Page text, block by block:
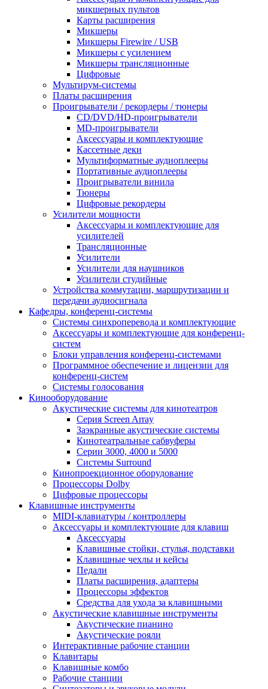
микшерных пультов
Карты расширения
Микшеры
Микшеры Firewire / USB
Микшеры с усилением
Микшеры трансляционные
Цифровые
Мультирум-системы
Платы расширения
Проигрыватели / рекордеры / тюнеры
CD/DVD/HD-проигрыватели
MD-проигрыватели
Аксессуары и комплектующие
Кассетные деки
Мультиформатные аудиоплееры
Портативные аудиоплееры
Проигрыватели винила
Тюнеры
Цифровые рекордеры
Усилители мощности
Аксессуары и комплектующие для
усилителей
Трансляционные
Усилители
Усилители для наушников
Усилители студийные
Устройства коммутации, маршрутизации и
передачи аудиосигнала
Кафедры, конференц-системы
Cистемы синхроперевода и комплектующие
Аксессуары и комплектующие для конференц-
систем
Блоки управления конференц-системами
Программное обеспечение и лицензии для
конференц-систем
Системы голосования
Кинооборудование
Акустические системы для кинотеатров
Cерия Screen Array
Заэкранные акустические системы
Кинотеатральные сабвуферы
Серии 3000, 4000 и 5000
Системы Surround
Кинопроекционное оборудование
Процессоры Dolby
Цифровые процессоры
Клавишные инструменты
MIDI-клавиатуры / контроллеры
Аксессуары и комплектующие для клавиш
Аксессуары
Клавишные стойки, стулья, подставки
Клавишные чехлы и кейсы
Педали
Платы расширения, адаптеры
Процессоры эффектов
Средства для ухода за клавишными
Акустические клавишные инструменты
Акустические пианино
Акустические рояли
Интерактивные рабочие станции
Клавитары
Клавишные комбо
Рабочие станции